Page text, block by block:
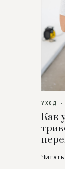
УХОД
Как
Читать